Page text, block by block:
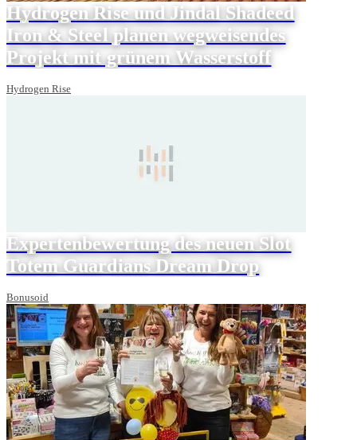
Hydrogen Rise und Jindal Shadeed
Iron & Steel planen wegweisendes
Projekt mit grünem Wasserstoff
Hydrogen Rise
Expertenbewertung des neuen Slot
Totem Guardians Dream Drop
Bonusoid